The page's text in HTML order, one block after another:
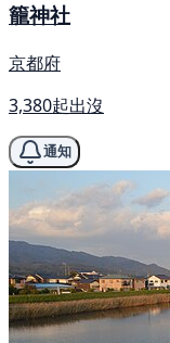
籠神社
京都府
3,380起出沒
通知